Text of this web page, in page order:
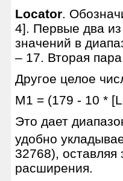
Locator.
4]. Первые два из
значений в
– 17. Вторая
Другое целое
M1 = (179 - 10 *
Это дает
удобно
32768),
расширения.